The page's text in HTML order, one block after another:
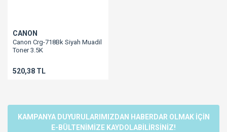
CANON
Canon Crg-718Bk Siyah Muadil
Toner 3.5K
520,38 TL
KAMPANYA DUYURULARIMIZDAN HABERDAR OLMAK İÇİN
E-BÜLTENİMİZE KAYDOLABİLİRSİNİZ!